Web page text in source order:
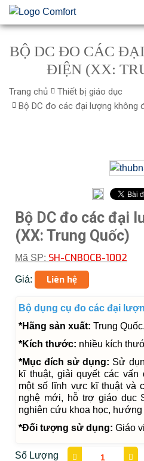
BỘ DC ĐO CÁC
ĐIỆN (XX:
Trang chủ
Thiết bị giáo dục
Bộ DC đo các đại lượng không
Bộ DC đo các đại
(XX: Trung Quốc)
Mã SP: SH-CNBOCB-1002
Giá: Liên hệ
Bộ dụng cụ đo các đại
*Hãng sản xuất: Trung Quốc.
*Kích thước: nhiều kích
*Mục đích sử dụng: Sử
kĩ thuật, giải quyết các vấn
một số lĩnh vực kĩ thuật và
nghệ mới, hỗ trợ giáo dục
nghiên cứu khoa học,
*Đối tượng sử dụng: Giáo
Số Lượng